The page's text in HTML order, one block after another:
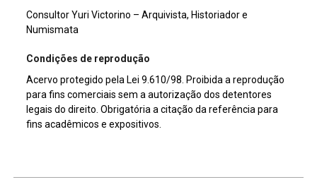
Consultor Yuri Victorino – Arquivista, Historiador e
Numismata
Condições de reprodução
Acervo protegido pela Lei 9.610/98. Proibida a reprodução
para fins comerciais sem a autorização dos detentores
legais do direito. Obrigatória a citação da referência para
fins acadêmicos e expositivos.